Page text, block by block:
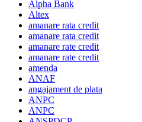
Alpha Bank
Altex
amanare rata credit
amanare rata credit
amanare rate credit
amanare rate credit
amenda
ANAF
angajament de plata
ANPC
ANPC